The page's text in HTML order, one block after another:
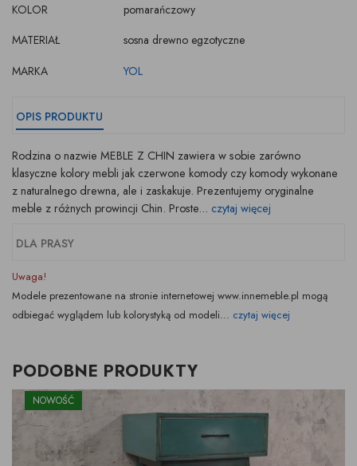
KOLOR
pomarańczowy
MATERIAŁ
sosna drewno egzotyczne
MARKA
YOL
OPIS PRODUKTU
Rodzina o nazwie MEBLE Z CHIN zawiera w sobie zarówno
klasyczne kolory mebli jak czerwone komody czy komody wykonane
z naturalnego drewna, ale i zaskakuje. Prezentujemy oryginalne
meble z różnych prowincji Chin. Proste... czytaj więcej
DLA PRASY
Uwaga!
Modele prezentowane na stronie internetowej www.innemeble.pl mogą
odbiegać wyglądem lub kolorystyką od modeli... czytaj więcej
PODOBNE PRODUKTY
NOWOŚĆ